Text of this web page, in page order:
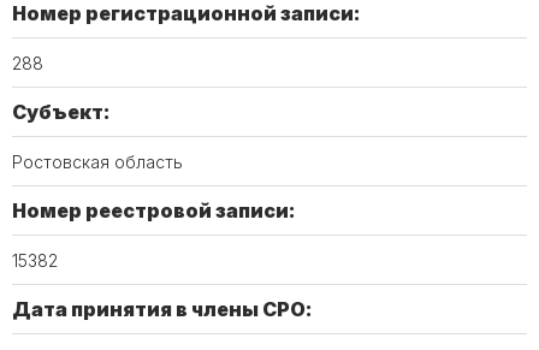
Номер регистрационной записи:
288
Субъект:
Ростовская область
Номер реестровой записи:
15382​
Дата принятия в члены СРО: